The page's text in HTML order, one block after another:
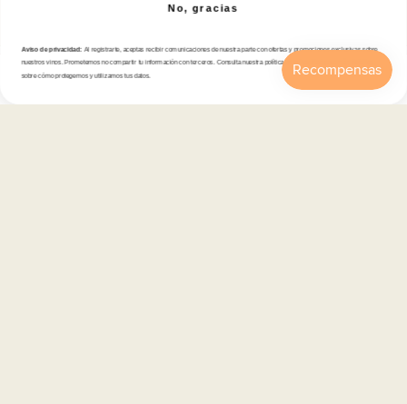
Tienda
Cuenta Carrito
No, gracias
Aviso de privacidad: Al registrarte, aceptas recibir comunicaciones de nuestra parte con ofertas y promociones exclusivas sobre
nuestros vinos. Prometemos no compartir tu información con terceros. Consulta nuestra política de privacidad para más detalles
sobre cómo protegemos y utilizamos tus datos.